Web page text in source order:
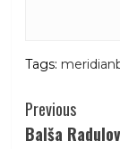
Tags:
Continue
Reading
Previous
Balša